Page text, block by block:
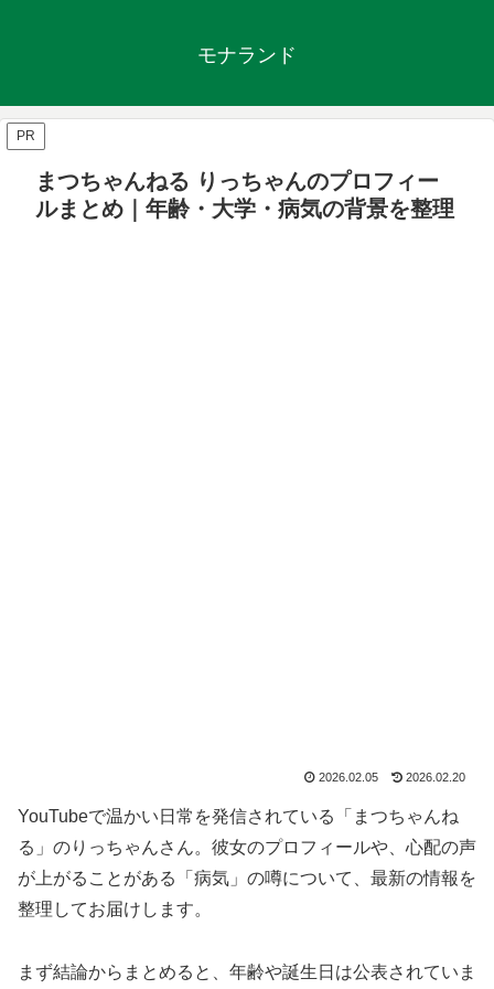
モナランド
PR
まつちゃんねる りっちゃんのプロフィー
ルまとめ｜年齢・大学・病気の背景を整理
2026.02.05 2026.02.20
YouTubeで温かい日常を発信されている「まつちゃんね
る」のりっちゃんさん。彼女のプロフィールや、心配の声
が上がることがある「病気」の噂について、最新の情報を
整理してお届けします。
まず結論からまとめると、年齢や誕生日は公表されていま